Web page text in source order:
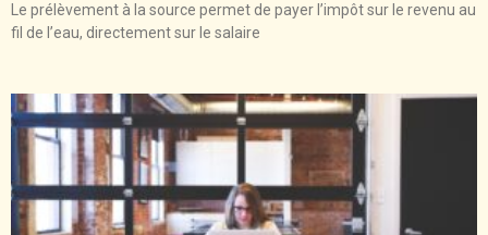
Le prélèvement à la source permet de payer l’impôt sur le revenu au
fil de l’eau, directement sur le salaire